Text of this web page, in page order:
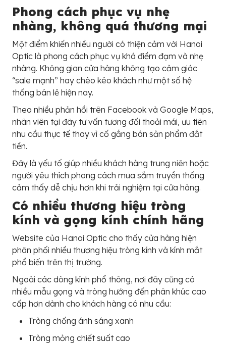
Phong cách phục vụ nhẹ
nhàng, không quá thương mại
Một điểm khiến nhiều người có thiện cảm với Hanoi
Optic là phong cách phục vụ khá điềm đạm và nhẹ
nhàng. Không gian cửa hàng không tạo cảm giác
“sale mạnh” hay chèo kéo khách như một số hệ
thống bán lẻ hiện nay.
Theo nhiều phản hồi trên Facebook và Google Maps,
nhân viên tại đây tư vấn tương đối thoải mái, ưu tiên
nhu cầu thực tế thay vì cố gắng bán sản phẩm đắt
tiền.
Đây là yếu tố giúp nhiều khách hàng trung niên hoặc
người yêu thích phong cách mua sắm truyền thống
cảm thấy dễ chịu hơn khi trải nghiệm tại cửa hàng.
Có nhiều thương hiệu tròng
kính và gọng kính chính hãng
Website của Hanoi Optic cho thấy cửa hàng hiện
phân phối nhiều thương hiệu tròng kính và kính mắt
phổ biến trên thị trường.
Ngoài các dòng kính phổ thông, nơi đây cũng có
nhiều mẫu gọng và tròng hướng đến phân khúc cao
cấp hơn dành cho khách hàng có nhu cầu:
Tròng chống ánh sáng xanh
Tròng mỏng chiết suất cao